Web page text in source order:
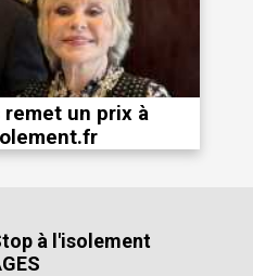
un prix à
à l'isolement